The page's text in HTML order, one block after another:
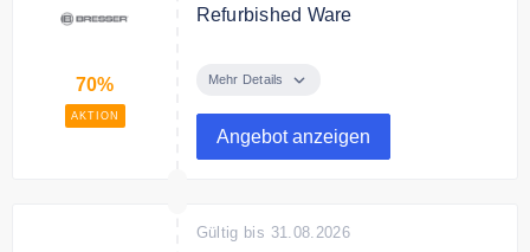
70%
AKTION
Refurbished Ware
Ware.
Mehr Details
Angebot anzeigen
Gültig bis 31.08.2026